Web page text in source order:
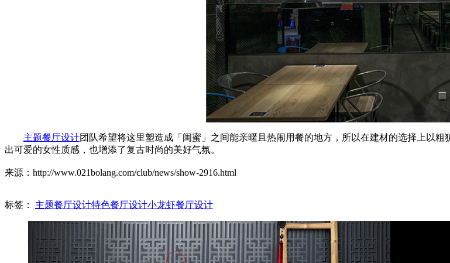
主题餐厅设计团队希望将这里塑造成「闺蜜」之间能亲暱且热闹用餐的地方，所以在建材的选择上以
出可爱的女性质感，也增添了复古时尚的美好气氛。
来源：http://www.021bolang.com/club/news/show-2916.html
标签： 主题餐厅设计特色餐厅设计小龙虾餐厅设计